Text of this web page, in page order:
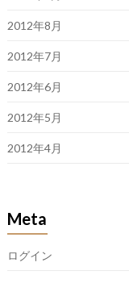
2012年8月
2012年7月
2012年6月
2012年5月
2012年4月
Meta
ログイン